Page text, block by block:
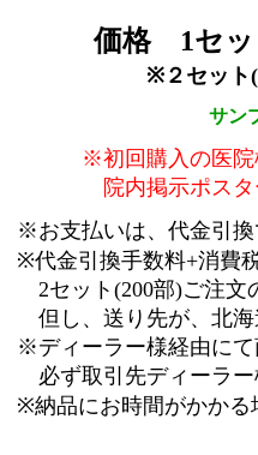
価格 1セッ
※２セット(200部
サン
※初回購入の医院様
院内掲示ポスター(
※お支払いは、代金引換
※代金引換手数料+消費
2セット(200部)ご注文
但し、送り先が、北海
※ディーラー様経由に
必ず取引先ディーラー
※納品にお時間がかかる